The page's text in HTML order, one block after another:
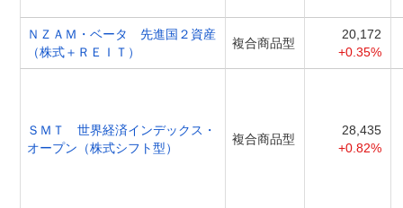
ＮＺＡＭ・ベータ 先進国２資産
（株式＋ＲＥＩＴ）
複合商品型
20,172
+0.35%
ＳＭＴ 世界経済インデックス・
オープン（株式シフト型）
複合商品型
28,435
+0.82%